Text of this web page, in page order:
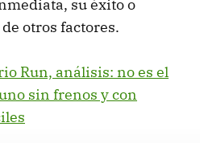
su éxito o
otros factores.
Run, análisis: no es el
sin frenos y con